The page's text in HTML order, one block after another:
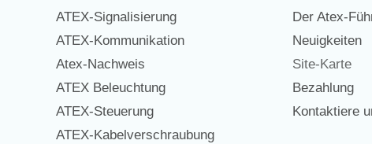
ATEX-Signalisierung
ATEX-Kommunikation
Atex-Nachweis
ATEX Beleuchtung
ATEX-Steuerung
ATEX-Kabelverschraubung
Der Atex-
Neuigkeiten
Site-Karte
Bezahlung
Kontaktiere